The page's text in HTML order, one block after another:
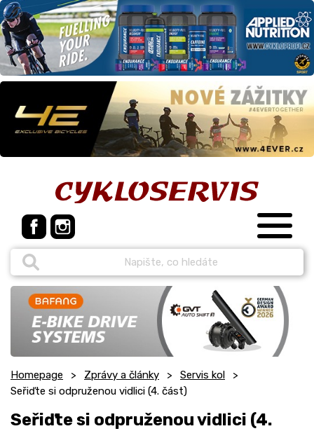
Homepage Zprávy a články
Servis kol
Seřiďte si odpruženou vidlici (4. část)
Seřiďte si odpruženou vidlici (4.